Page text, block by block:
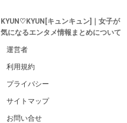
KYUN♡KYUN[キュンキュン]｜女子が
気になるエンタメ情報まとめについて
運営者
利用規約
プライバシー
サイトマップ
お問い合せ